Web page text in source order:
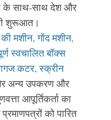
के साथ-साथ देश और
शुरूआत।
मशीन, गोंद मशीन,
स्वचालित बॉक्स
कटर, स्क्रीन
अन्य उपकरण और
आपूर्तिकर्ता का
को पारित